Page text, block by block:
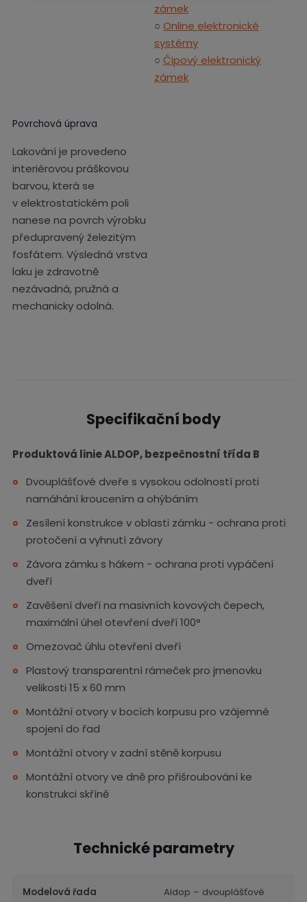
zámek
○ Online elektronické
systémy
○ Čipový elektronický
zámek
Povrchová úprava
Lakování je provedeno
interiérovou práškovou
barvou, která se
v elektrostatickém poli
nanese na povrch výrobku
předupravený železitým
fosfátem. Výsledná vrstva
laku je zdravotně
nezávadná, pružná a
mechanicky odolná.
Specifikační body
Produktová linie ALDOP, bezpečnostní třída B
Dvouplášťové dveře s vysokou odolností proti
namáhání kroucením a ohýbáním
Zesílení konstrukce v oblasti zámku - ochrana proti
protočení a vyhnutí závory
Závora zámku s hákem - ochrana proti vypáčení
dveří
Zavěšení dveří na masivních kovových čepech,
maximální úhel otevření dveří 100°
Omezovač úhlu otevření dveří
Plastový transparentní rámeček pro jmenovku
velikosti 15 x 60 mm
Montážní otvory v bocích korpusu pro vzájemné
spojení do řad
Montážní otvory v zadní stěně korpusu
Montážní otvory ve dně pro přišroubování ke
konstrukci skříně
Technické parametry
Modelová řada
Aldop – dvouplášťové